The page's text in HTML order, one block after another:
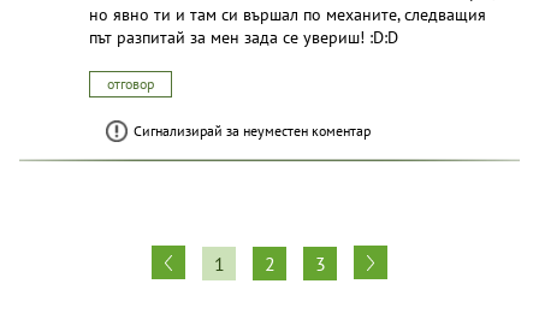
но явно ти и там си вършал по механите, следващия
път разпитай за мен зада се увериш! :D:D
отговор
Сигнализирай за неуместен коментар
1 2 3